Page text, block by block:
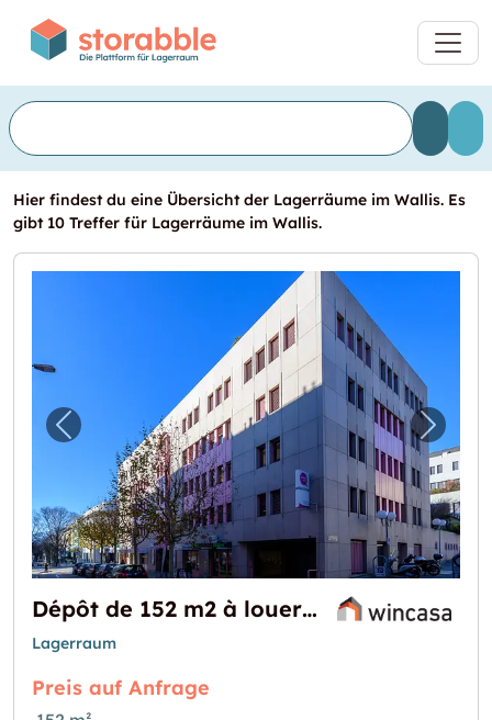
Hier findest du eine Übersicht der Lagerräume im Wallis. Es
gibt 10 Treffer für Lagerräume im Wallis.
Vorheriges Bild für "Dépôt de 152 m2 à
Dépôt de 152 m2 à louer proche de la gare
Lagerraum
Preis auf Anfrage